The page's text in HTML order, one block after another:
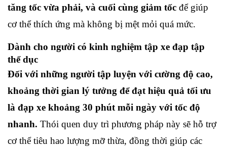
tăng tốc vừa phải, và cuối cùng giảm tốc để giúp
cơ thể thích ứng mà không bị mệt mỏi quá mức.
Dành cho người có kinh nghiệm tập xe đạp tập
thể dục
Đối với những người tập luyện với cường độ cao,
khoảng thời gian lý tưởng để đạt hiệu quả tối ưu
là đạp xe khoảng 30 phút mỗi ngày với tốc độ
nhanh. Thói quen duy trì phương pháp này sẽ hỗ trợ
cơ thể tiêu hao lượng mỡ thừa, đồng thời giúp các